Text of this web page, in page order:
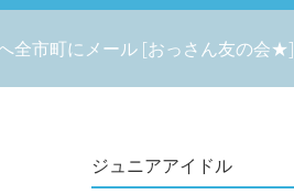
全市町にメール [おっさん友の会★]
ジュニアアイドル